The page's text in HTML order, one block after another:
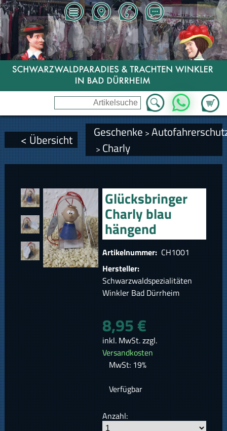
Zum
WhatsApp
< Übersicht Geschenke >
> Charly
Glücksbringer
Charly blau
hängend
Artikelnummer: CH1001
Hersteller:
Schwarzwaldspezialitäten
Winkler Bad Dürrheim
8,95 €
inkl. MwSt. zzgl.
Versandkosten
MwSt: 19%
Verfügbar
Anzahl: